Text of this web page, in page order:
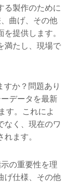
る製作のために
曲げ、その他
提供します。
満たし、現場で
か？問題あり
データを最新
す。これによ
なく、現在のワ
ます。
の重要性を理
げ仕様、その他